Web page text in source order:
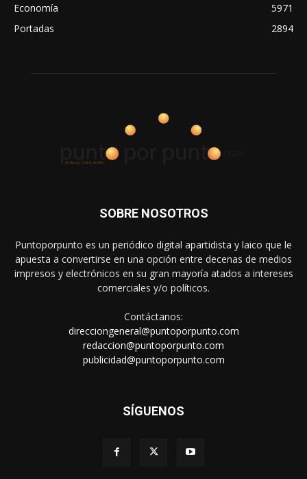
Economía
5971
Portadas
2894
SOBRE NOSOTROS
Puntoporpunto es un periódico digital apartidista y laico que le
apuesta a convertirse en una opción entre decenas de medios
impresos y electrónicos en su gran mayoría atados a intereses
comerciales y/o políticos.
Contáctanos:
direcciongeneral@puntoporpunto.com
redaccion@puntoporpunto.com
publicidad@puntoporpunto.com
SÍGUENOS